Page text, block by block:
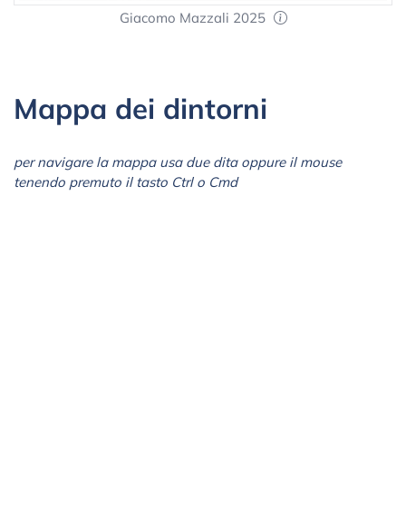
Giacomo Mazzali 2025
Mappa dei dintorni
per navigare la mappa usa due dita oppure il mouse
tenendo premuto il tasto Ctrl o Cmd